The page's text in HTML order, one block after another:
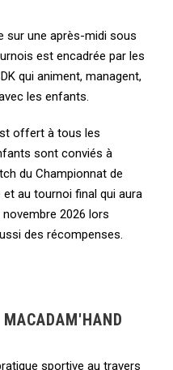
sur une après-midi sous
est encadrée par les
qui animent, managent,
les enfants.
offert à tous les
sont conviés à
du Championnat de
et au tournoi final qui aura
2026 lors
des récompenses.
sportive au travers